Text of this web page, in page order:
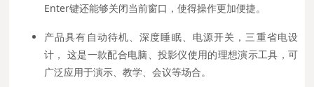
Enter键还能够关闭当前窗口，使得操作更加便捷。
产品具有自动待机、深度睡眠、电源开关，三重省电设
计， 这是一款配合电脑、投影仪使用的理想演示工具，可
广泛应用于演示、教学、会议等场合。